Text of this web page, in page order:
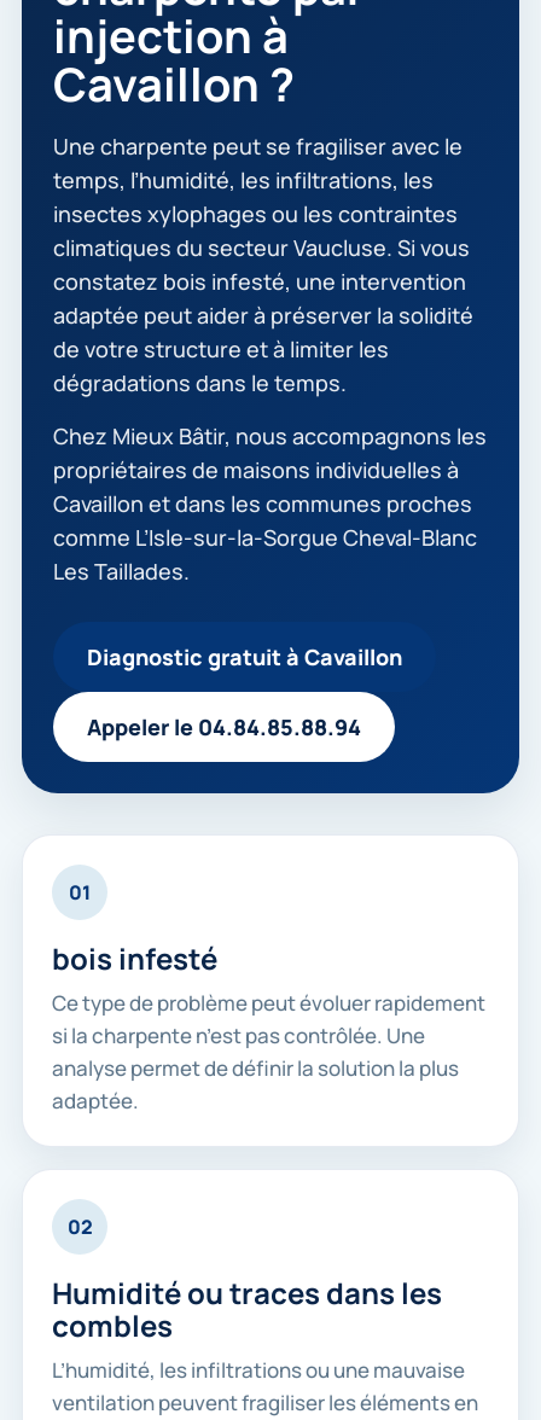
injection à
Cavaillon ?
Une charpente peut se fragiliser avec le
temps, l’humidité, les infiltrations, les
insectes xylophages ou les contraintes
climatiques du secteur Vaucluse. Si vous
constatez bois infesté, une intervention
adaptée peut aider à préserver la solidité
de votre structure et à limiter les
dégradations dans le temps.
Chez Mieux Bâtir, nous accompagnons les
propriétaires de maisons individuelles à
Cavaillon et dans les communes proches
comme L’Isle-sur-la-Sorgue Cheval-Blanc
Les Taillades.
Diagnostic gratuit à Cavaillon
Appeler le 04.84.85.88.94
01
bois infesté
Ce type de problème peut évoluer rapidement
si la charpente n’est pas contrôlée. Une
analyse permet de définir la solution la plus
adaptée.
02
Humidité ou traces dans les
combles
L’humidité, les infiltrations ou une mauvaise
ventilation peuvent fragiliser les éléments en